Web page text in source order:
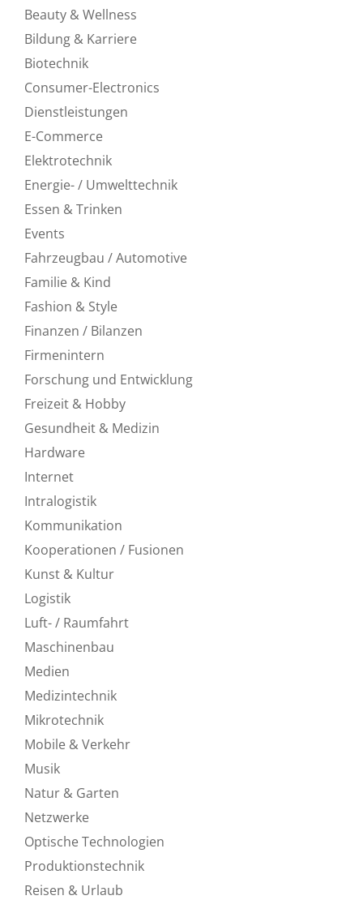
Beauty & Wellness
Bildung & Karriere
Biotechnik
Consumer-Electronics
Dienstleistungen
E-Commerce
Elektrotechnik
Energie- / Umwelttechnik
Essen & Trinken
Events
Fahrzeugbau / Automotive
Familie & Kind
Fashion & Style
Finanzen / Bilanzen
Firmenintern
Forschung und Entwicklung
Freizeit & Hobby
Gesundheit & Medizin
Hardware
Internet
Intralogistik
Kommunikation
Kooperationen / Fusionen
Kunst & Kultur
Logistik
Luft- / Raumfahrt
Maschinenbau
Medien
Medizintechnik
Mikrotechnik
Mobile & Verkehr
Musik
Natur & Garten
Netzwerke
Optische Technologien
Produktionstechnik
Reisen & Urlaub